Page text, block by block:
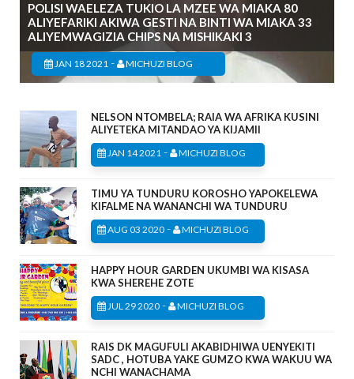
POLISI WAELEZA TUKIO LA MZEE WA MIAKA 80
ALIYEFARIKI AKIWA GESTI NA BINTI WA MIAKA 33
ALIYEMWAGIZIA CHIPS NA MISHIKAKI 3
JAN 18 2021 - MICHUZI BLOG
NELSON NTOMBELA; RAIA WA AFRIKA KUSINI
ALIYETEKA MITANDAO YA KIJAMII
JAN 14 2021 - MICHUZI BLOG
TIMU YA TUNDURU KOROSHO YAPOKELEWA
KIFALME NA WANANCHI WA TUNDURU
AUG 03 2020 - MICHUZI BLOG
HAPPY HOUR GARDEN UKUMBI WA KISASA
KWA SHEREHE ZOTE
JUL 29 2020 - MICHUZI BLOG
RAIS DK MAGUFULI AKABIDHIWA UENYEKITI
SADC , HOTUBA YAKE GUMZO KWA WAKUU WA
NCHI WANACHAMA